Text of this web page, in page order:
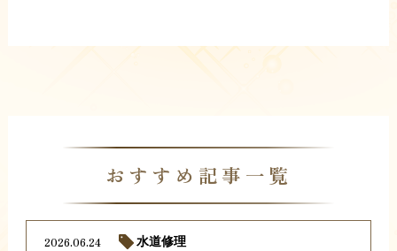
おすすめ記事一覧
2026.06.24 水道修理